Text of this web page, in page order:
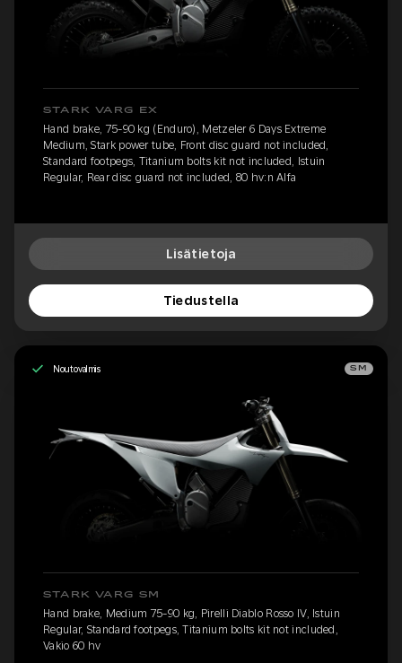
STARK VARG EX
Hand brake, 75-90 kg (Enduro), Metzeler 6 Days Extreme
Medium, Stark power tube, Front disc guard not included,
Standard footpegs, Titanium bolts kit not included, Istuin
Regular, Rear disc guard not included, 80 hv:n Alfa
Lisätietoja
Tiedustella
Noutovalmis SM
STARK VARG SM
Hand brake, Medium 75-90 kg, Pirelli Diablo Rosso IV, Istuin
Regular, Standard footpegs, Titanium bolts kit not included,
Vakio 60 hv